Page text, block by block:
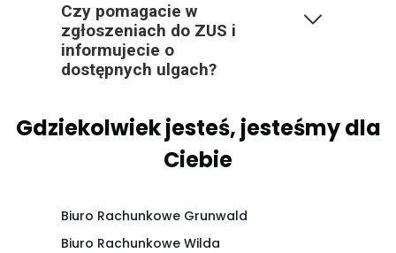
Biuro Rachunkowe Grunwald
Biuro Rachunkowe Wilda
Gdziekolwiek jesteś, jesteśmy dla
Ciebie
Czy pomagacie w
zgłoszeniach do ZUS i
informujecie o
dostępnych ulgach?